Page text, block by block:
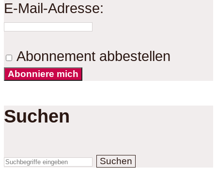
E-Mail-Adresse:
Abonnement abbestellen
Abonniere mich
Suchen
Suchen